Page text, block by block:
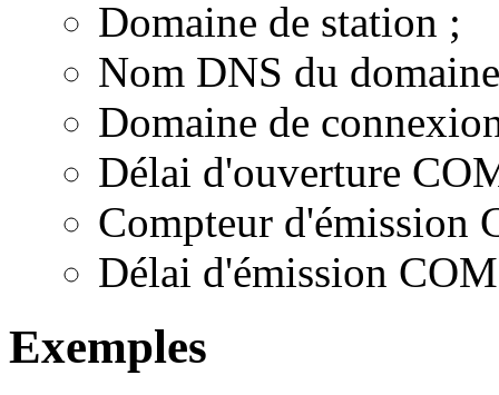
Domaine de station ;
Nom DNS du
Domaine de
Délai d'ouverture
Compteur d'émission
Délai d'émission
Exemples